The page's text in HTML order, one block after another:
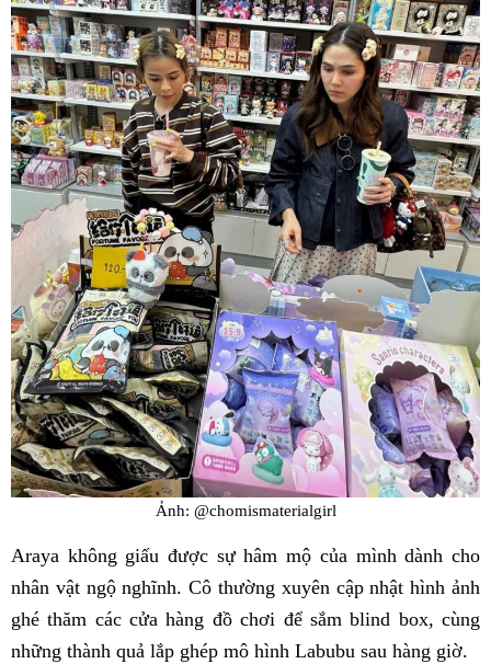
Ảnh: @chomismaterialgirl
Araya không giấu được sự hâm mộ của mình dành cho
nhân vật ngộ nghĩnh. Cô thường xuyên cập nhật hình ảnh
ghé thăm các cửa hàng đồ chơi để sắm blind box, cùng
những thành quả lắp ghép mô hình Labubu sau hàng giờ.